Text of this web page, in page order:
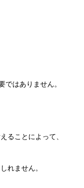
ではありません。
ることによって、
れません。